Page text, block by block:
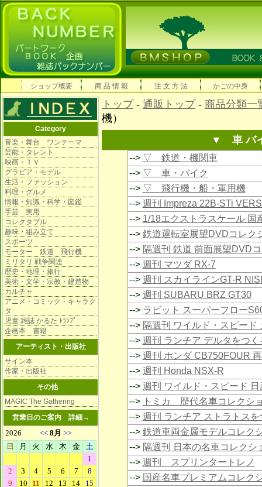
ショップ概要 商 品 情 報 注 文 方 法 かごの中身
Category
音楽・舞台 ワンテーマ
芸能・タレント
映画・ＴＶ
グラビア・モデル
生活・ファッション
料理・グルメ
情報・知識・科学・図鑑
手芸 実用
コレクタブル
趣味・組み立て
スポーツ
モーター 鉄道 飛行機
ミリタリ 戦争関連
歴史・地理・旅行
美術・文学・宗教・建造物
カルチャ
アニメ・コミック・キャラク
タ
児童 雑誌 かるた ﾄﾗﾝﾌﾟ
企画本 書籍
アーティスト・出版社
サイン本
作家・出版社
その他
MAGIC The Gathering
営業日のご案内 詳細→
トップ- 通販トップ- 商品分類一
機）
▼ 車 バ
--> ▽ 鉄道・機関車
--> ▽ 車・バイク
--> ▽ 飛行機・船・軍用機
--> 週刊 Impreza 22B-STi
--> 1/18エクストラスケール 国
--> 鉄道運転室展望DVDコレク
--> 隔週刊 鉄道 前面展望DVD
--> 週刊 マツダ RX-7
--> 週刊 スカイラインGT-R
--> 週刊 SUBARU BRZ GT30
--> ラビット スーパーフロー
--> 隔週刊 ワイルド・スピード
--> 週刊 ランチア デルタをつく
--> 週刊 ホンダ CB750FOUR
--> 週刊 Honda NSX-R
--> 週刊 ワイルド・スピード
--> トミカ 歴代名車コレクシ
--> 週刊 ランチア ストラトスを
--> 鉄道車両金属モデルコレク
--> 隔週刊 日本の名車コレクシ
--> 週刊 スプリンタートレノ
--> 国産名車プレミアムコレク